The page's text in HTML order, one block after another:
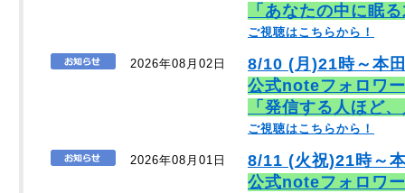
「あなたの中に眠
ご視聴はこちらから！
2026年08月02日
8/10 (月)21時～本
公式noteフォロワ
「発信する人ほど
ご視聴はこちらから！
2026年08月01日
8/11 (火祝)21時～
公式noteフォロワ